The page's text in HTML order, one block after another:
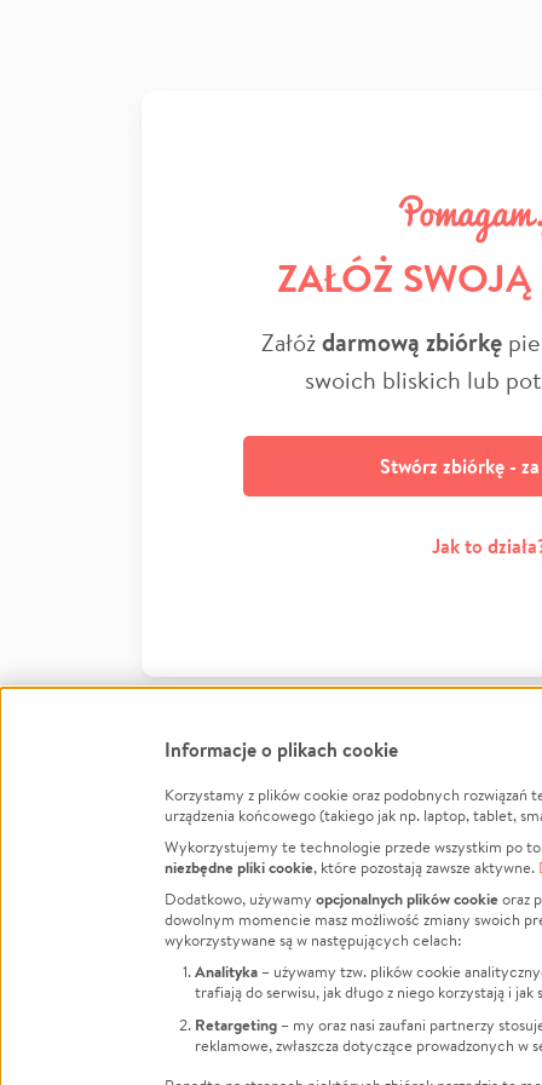
ZAŁÓŻ
Załóżdarmową zbiórkę
swoich bliskich lub
Stwórz zbiórkę -
Jak to
FacebookTwitter Instagram
LinkedInTikTok Youtube
Jak to
Informacje o plikach cookie
Korzystamy z plików cookie oraz podobnych
urządzenia końcowego (takiego jak np. laptop, tablet,
Wykorzystujemy te technologie przede wszystkim po
niezbędne pliki cookie, które pozostają zawsze aktywne.
Dodatkowo, używamy opcjonalnych plików cookieoraz
dowolnym momencie masz możliwość zmiany swoich
wykorzystywane są w następujących celach:
Analityka – używamy tzw. plików cookie
trafiają do serwisu, jak długo z niego korzystają i
Retargeting – my oraz nasi zaufani partnerzy
reklamowe, zwłaszcza dotyczące prowadzonych w